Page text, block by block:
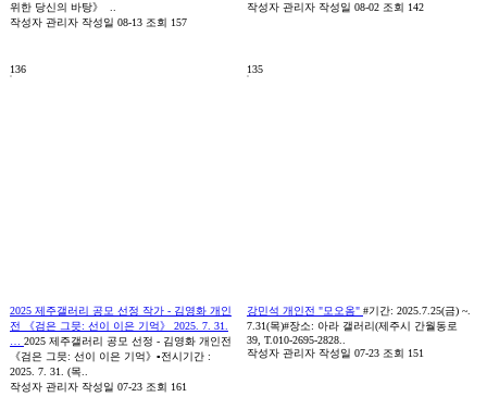
위한 당신의 바탕》 ..
작성자 관리자 작성일 08-13 조회 157
작성자 관리자 작성일 08-02 조회 142
136
2025 제주갤러리 공모 선정 작가 - 김영화 개인
전 《검은 그믓: 선이 이은 기억》 2025. 7. 31.
2025 제주갤러리 공모 선정 - 김영화 개인전
《검은 그믓: 선이 이은 기억》▫️전시기간 :
2025. 7. 31. (목..
작성자 관리자 작성일 07-23 조회 161
135
강민석 개인전 "모오옴" #기간: 2025.7.25(금) ~.
7.31(목)#장소: 아라 갤러리(제주시 간월동로
39, T.010-2695-2828..
작성자 관리자 작성일 07-23 조회 151